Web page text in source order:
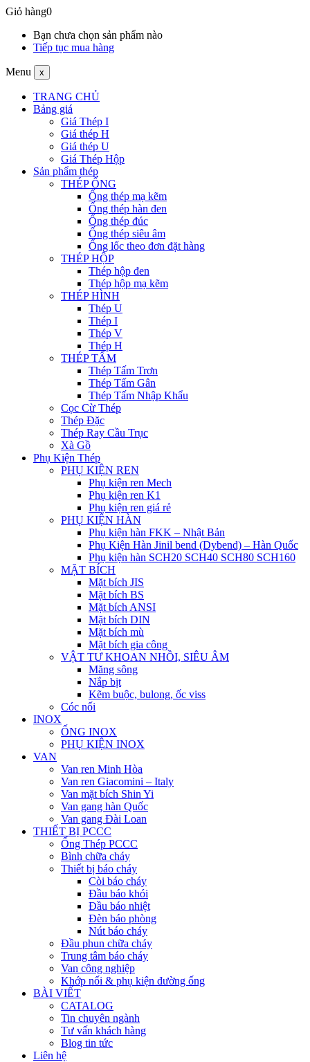
Giỏ hàng0
Bạn chưa chọn sản phẩm nào
Tiếp tục mua hàng
Menu x
TRANG CHỦ
Bảng giá
Giá Thép I
Giá thép H
Giá thép U
Giá Thép Hộp
Sản phẩm thép
THÉP ỐNG
Ống thép mạ kẽm
Ống thép hàn đen
Ống thép đúc
Ống thép siêu âm
Ống lốc theo đơn đặt hàng
THÉP HỘP
Thép hộp đen
Thép hộp mạ kẽm
THÉP HÌNH
Thép U
Thép I
Thép V
Thép H
THÉP TẤM
Thép Tấm Trơn
Thép Tấm Gân
Thép Tấm Nhập Khẩu
Cọc Cừ Thép
Thép Đặc
Thép Ray Cầu Trục
Xà Gồ
Phụ Kiện Thép
PHỤ KIỆN REN
Phụ kiện ren Mech
Phụ kiện ren K1
Phụ kiện ren giá rẻ
PHỤ KIỆN HÀN
Phụ kiện hàn FKK – Nhật Bản
Phụ Kiện Hàn Jinil bend (Dybend) – Hàn Quốc
Phụ kiện hàn SCH20 SCH40 SCH80 SCH160
MẶT BÍCH
Mặt bích JIS
Mặt bích BS
Mặt bích ANSI
Mặt bích DIN
Mặt bích mù
Mặt bích gia công
VẬT TƯ KHOAN NHỒI, SIÊU ÂM
Măng sông
Nắp bịt
Kẽm buộc, bulong, ốc viss
Cóc nối
INOX
ỐNG INOX
PHỤ KIỆN INOX
VAN
Van ren Minh Hòa
Van ren Giacomini – Italy
Van mặt bích Shin Yi
Van gang hàn Quốc
Van gang Đài Loan
THIẾT BỊ PCCC
Ống Thép PCCC
Bình chữa cháy
Thiết bị báo cháy
Còi báo cháy
Đầu báo khói
Đầu báo nhiệt
Đèn báo phòng
Nút báo cháy
Đầu phun chữa cháy
Trung tâm báo cháy
Van công nghiệp
Khớp nối & phụ kiện đường ống
BÀI VIẾT
CATALOG
Tin chuyên ngành
Tư vấn khách hàng
Blog tin tức
Liên hệ